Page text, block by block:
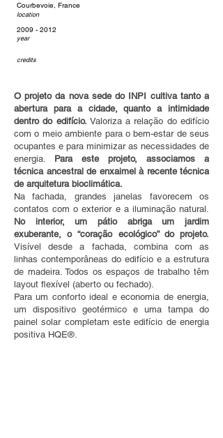
Courbevoie, France
location
year
2009 - 2012
credits
O projeto da nova sede do INPI cultiva tanto a
abertura para a cidade, quanto a intimidade
dentro do edifício. Valoriza a relação do edifício
com o meio ambiente para o bem-estar de seus
ocupantes e para minimizar as necessidades de
energia. Para este projeto, associamos a
técnica ancestral de enxaimel à recente técnica
de arquitetura bioclimática.
Na fachada, grandes janelas favorecem os
No interior, um pátio abriga um jardim
exuberante, o “coração ecológico” do projeto.
Visível desde a fachada, combina com as
linhas contemporâneas do edifício e a estrutura
de madeira. Todos os espaços de trabalho têm
layout flexível (aberto ou fechado).
Para um conforto ideal e economia de energia,
um dispositivo geotérmico e uma tampa do
painel solar completam este edifício de energia
positiva HQE®.